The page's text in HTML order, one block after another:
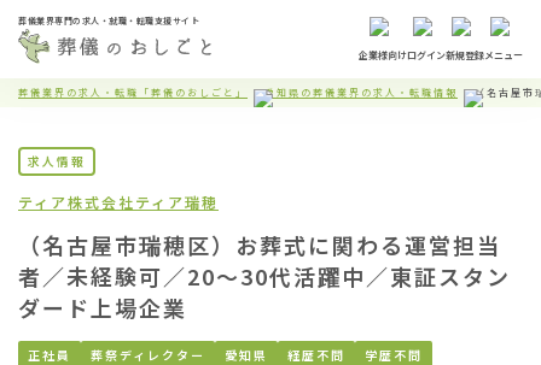
葬儀業界専門の求人・就職・転職支援サイト
企業様向けログイン新規登録メニュー
葬儀業界の求人・転職「葬儀のおしごと」 愛知県の葬儀業界の求人・転職情報 （名古屋市
求人情報
ティア株式会社ティア瑞穂
（名古屋市瑞穂区）お葬式に関わる運営担当
者／未経験可／20〜30代活躍中／東証スタン
ダード上場企業
正社員 葬祭ディレクター 愛知県 経歴不問
学歴不問